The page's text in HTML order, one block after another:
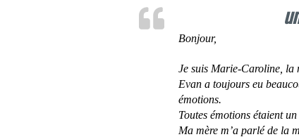
Bonjour,
Je suis Marie-Caroline, la
Evan a toujours eu
émotions.
Toutes émotions étaient
Ma mère m’a parlé de la